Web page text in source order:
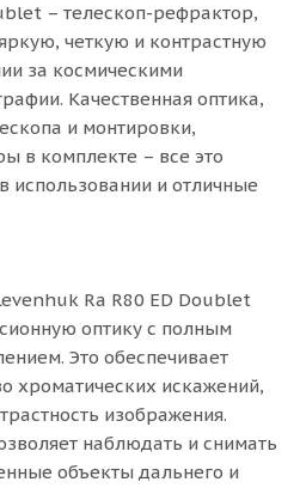
– телескоп-рефрактор,
четкую и контрастную
за космическими
Качественная оптика,
и монтировки,
в комплекте – все это
использовании и отличные
Ra R80 ED Doublet
оптику с полным
Это обеспечивает
хроматических искажений,
изображения.
наблюдать и снимать
объекты дальнего и